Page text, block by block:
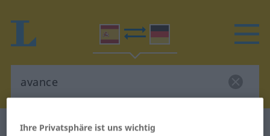
Spanisch-Deutsch Wörterbuch
Ihre Privatsphäre ist uns wichtig